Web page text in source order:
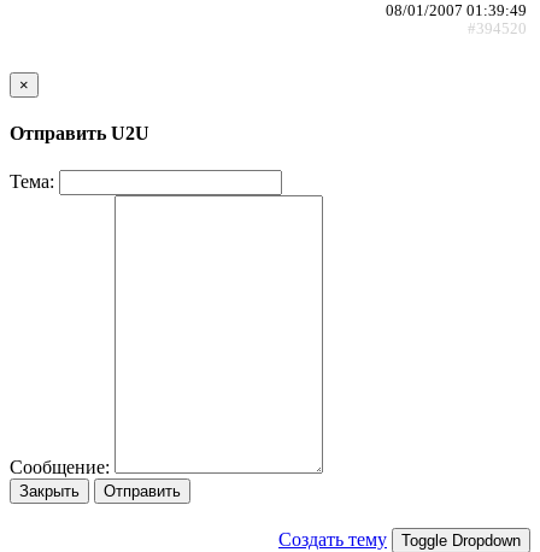
08/01/2007 01:39:49
#394520
×
Отправить U2U
Тема:
Сообщение:
Закрыть Отправить
Создать тему Toggle Dropdown